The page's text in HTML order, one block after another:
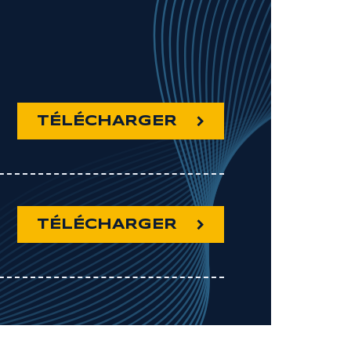
TÉLÉCHARGER
TÉLÉCHARGER